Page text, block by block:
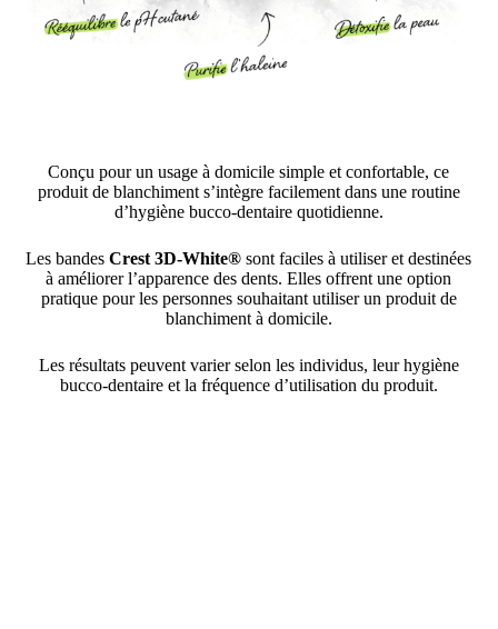
Conçu pour un usage à domicile simple et confortable, ce
produit de blanchiment s’intègre facilement dans une routine
d’hygiène bucco-dentaire quotidienne.
Les bandesCrest 3D-White® sont faciles à utiliser et destinées
à améliorer l’apparence des dents. Elles offrent une option
pratique pour les personnes souhaitant utiliser un produit de
blanchiment à domicile.
Les résultats peuvent varier selon les individus, leur hygiène
bucco-dentaire et la fréquence d’utilisation du produit.